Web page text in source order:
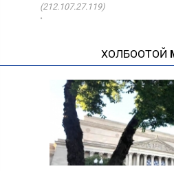
(212.107.27.119)
·
ХОЛБООТОЙ